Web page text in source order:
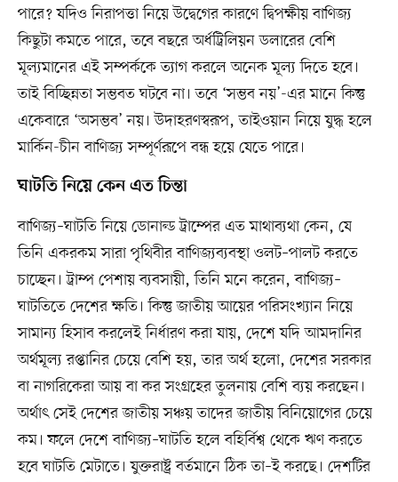
পারে? যদিও নিরাপত্তা নিয়ে উদ্বেগের কারণে দ্বিপক্ষীয় বাণিজ্য
কিছুটা কমতে পারে, তবে বছরে অর্ধট্রিলিয়ন ডলারের বেশি
মূল্যমানের এই সম্পর্ককে ত্যাগ করলে অনেক মূল্য দিতে হবে।
তাই বিচ্ছিন্নতা সম্ভবত ঘটবে না। তবে ‘সম্ভব নয়’-এর মানে কিন্তু
একেবারে ‘অসম্ভব’ নয়। উদাহরণস্বরূপ, তাইওয়ান নিয়ে যুদ্ধ হলে
মার্কিন-চীন বাণিজ্য সম্পূর্ণরূপে বন্ধ হয়ে যেতে পারে।
ঘাটতি নিয়ে কেন এত চিন্তা
বাণিজ্য–ঘাটতি নিয়ে ডোনাল্ড ট্রাম্পের এত মাথাব্যথা কেন, যে
তিনি একরকম সারা পৃথিবীর বাণিজ্যব্যবস্থা ওলট–পালট করতে
চাচ্ছেন। ট্রাম্প পেশায় ব্যবসায়ী, তিনি মনে করেন, বাণিজ্য–
ঘাটতিতে দেশের ক্ষতি। কিন্তু জাতীয় আয়ের পরিসংখ্যান নিয়ে
সামান্য হিসাব করলেই নির্ধারণ করা যায়, দেশে যদি আমদানির
অর্থমূল্য রপ্তানির চেয়ে বেশি হয়, তার অর্থ হলো, দেশের সরকার
বা নাগরিকেরা আয় বা কর সংগ্রহের তুলনায় বেশি ব্যয় করছেন।
অর্থাৎ সেই দেশের জাতীয় সঞ্চয় তাদের জাতীয় বিনিয়োগের চেয়ে
কম। ফলে দেশে বাণিজ্য–ঘাটতি হলে বহির্বিশ্ব থেকে ঋণ করতে
হবে ঘাটতি মেটাতে। যুক্তরাষ্ট্র বর্তমানে ঠিক তা–ই করছে। দেশটির